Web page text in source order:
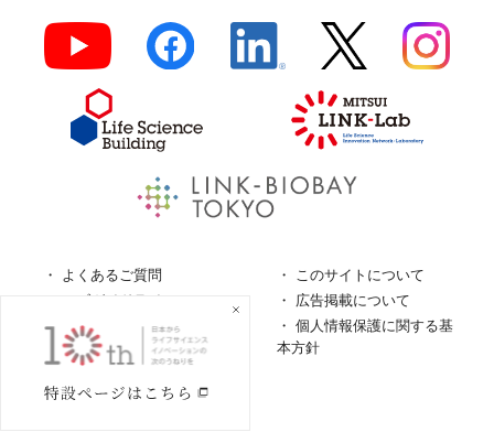
よくあるご質問
このサイトについて
ロゴガイドライン
広告掲載について
特定商取引法に基づく表
個人情報保護に関する基
本方針